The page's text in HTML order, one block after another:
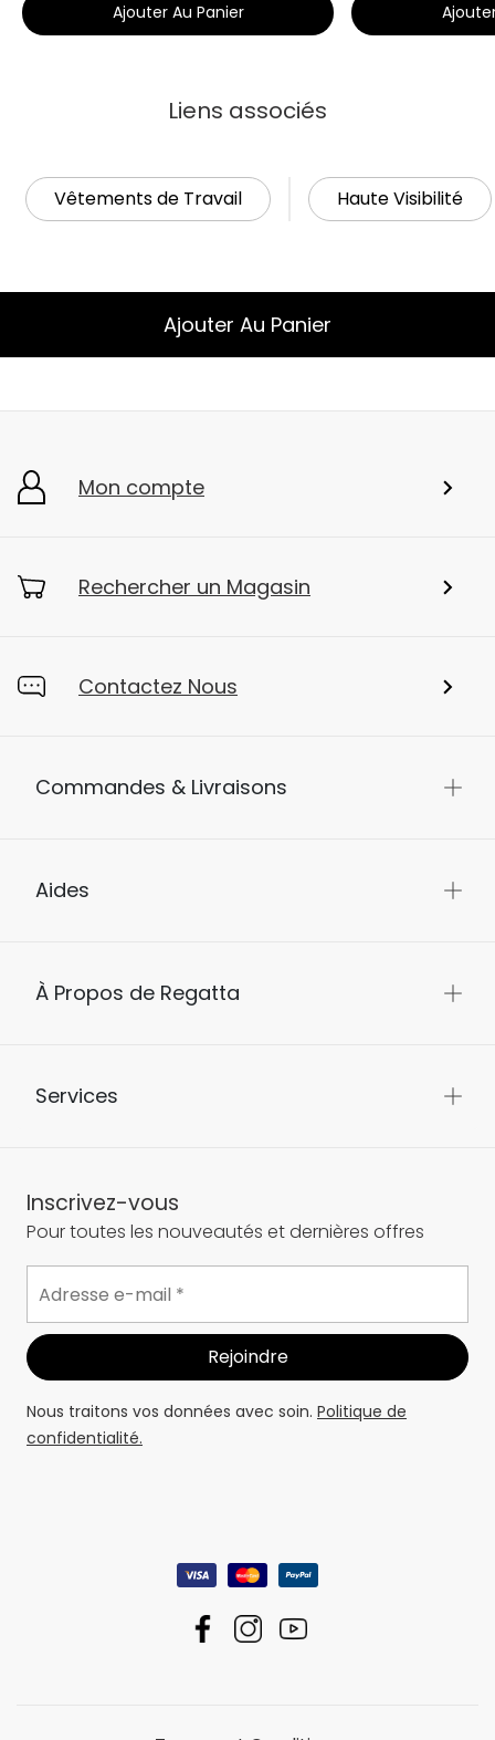
Ajouter Au Panier
Liens associés
Vêtements de Travail Haute Visibilité
Ajouter Au Panier
Mon compte
Rechercher un Magasin
Contactez Nous
Commandes & Livraisons
Aides
À Propos de Regatta
Services
Inscrivez-vous
Pour toutes les nouveautés et dernières offres
Nous traitons vos données avec soin. Politique de
confidentialité.